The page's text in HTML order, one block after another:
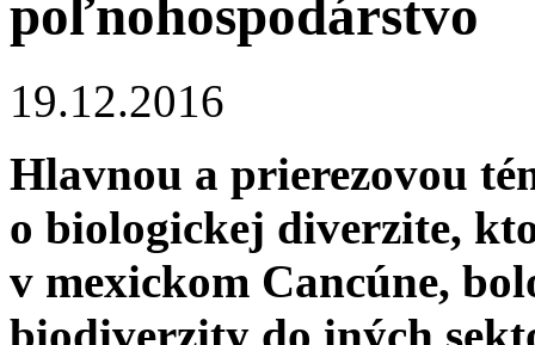
poľnohospodárstvo
19.12.2016
Hlavnou a prierezovou
o biologickej diverzite,
v mexickom Cancúne,
biodiverzity do iných